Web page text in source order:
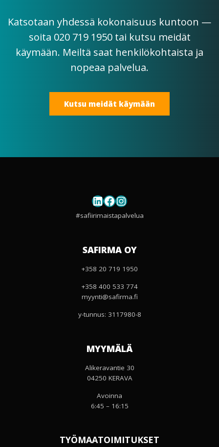
Katsotaan yhdessä kokonaisuus kuntoon —
soita 020 719 1950 tai kutsu meidät
käymään. Meiltä saat henkilökohtaista ja
nopeaa palvelua.
Kutsu meidät käymään
LinkedIn
Facebook
Instagram
#safiirimaistapalvelua
SAFIRMA OY
+358 20 719 1950
+358 400 533 774
myynti@safirma.fi
y-tunnus: 3117980-8
MYYMÄLÄ
Alikeravantie 30
04250 KERAVA
Avoinna
6:45 – 16:15
TYÖMAATOIMITUKSET